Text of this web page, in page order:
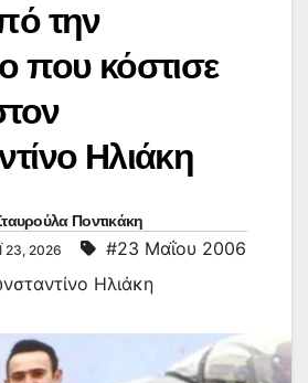
την
που κόστισε
Ηλιάκη
Ποντικάκη
23, 2026
#23 Μαΐου 2006
Ηλιάκη